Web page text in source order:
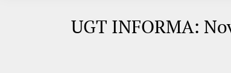
UGT INFORMA: